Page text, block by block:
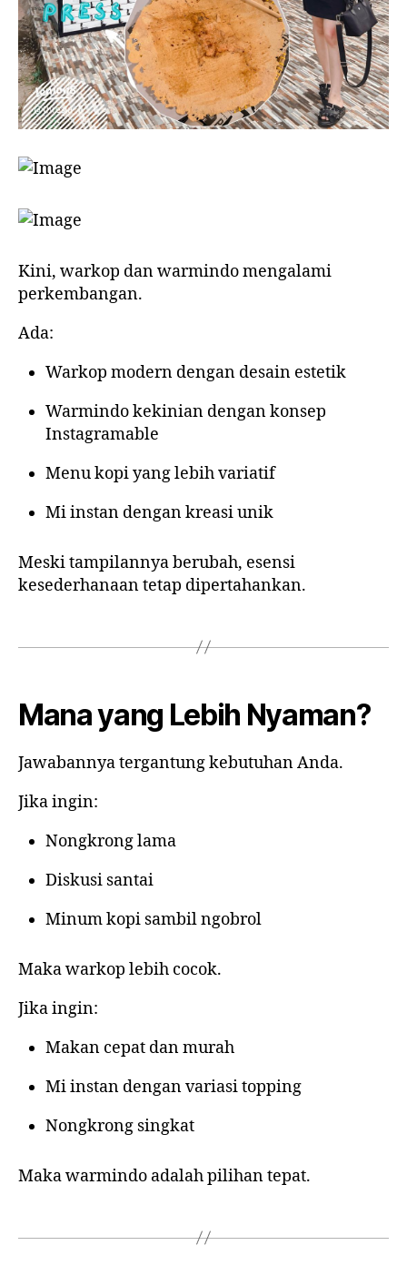
Kini, warkop dan warmindo mengalami
perkembangan.
Ada:
Warkop modern dengan desain estetik
Warmindo kekinian dengan konsep
Instagramable
Menu kopi yang lebih variatif
Mi instan dengan kreasi unik
Meski tampilannya berubah, esensi
kesederhanaan tetap dipertahankan.
Mana yang Lebih Nyaman?
Jawabannya tergantung kebutuhan Anda.
Jika ingin:
Nongkrong lama
Diskusi santai
Minum kopi sambil ngobrol
Maka warkop lebih cocok.
Jika ingin:
Makan cepat dan murah
Mi instan dengan variasi topping
Nongkrong singkat
Maka warmindo adalah pilihan tepat.